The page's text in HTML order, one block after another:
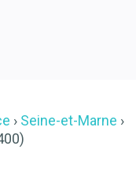
Seine-et-Marne